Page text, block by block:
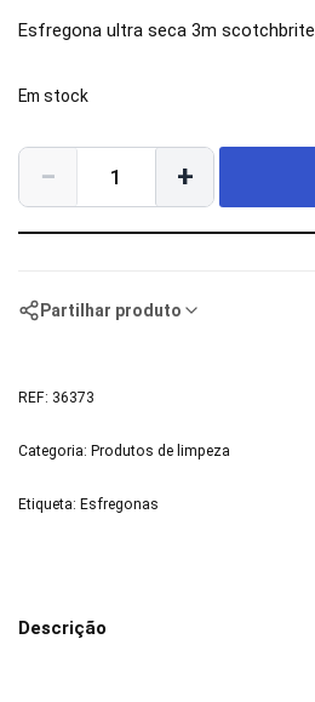
Esfregona ultra seca 3m scotchbrite
Em stock
− +
Partilhar produto
REF: 36373
Categoria: Produtos de limpeza
Etiqueta: Esfregonas
Descrição